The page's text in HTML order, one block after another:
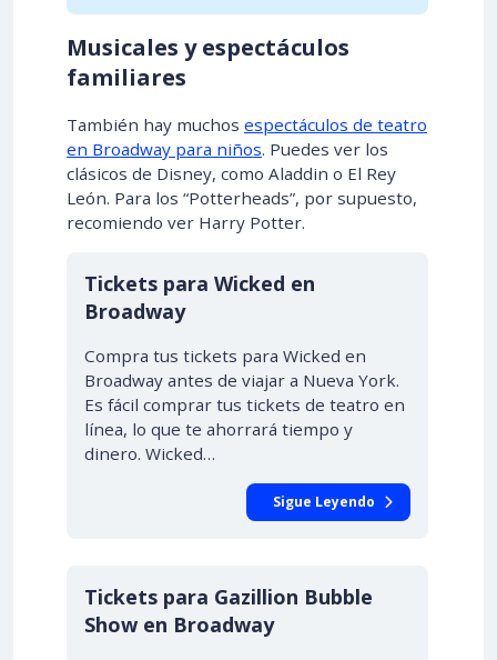
Musicales y espectáculos
familiares
También hay muchos espectáculos de teatro
en Broadway para niños. Puedes ver los
clásicos de Disney, como Aladdin o El Rey
León. Para los “Potterheads”, por supuesto,
recomiendo ver Harry Potter.
Tickets para Wicked en
Broadway
Compra tus tickets para Wicked en
Broadway antes de viajar a Nueva York.
Es fácil comprar tus tickets de teatro en
línea, lo que te ahorrará tiempo y
dinero. Wicked…
Sigue Leyendo
Tickets para Gazillion Bubble
Show en Broadway